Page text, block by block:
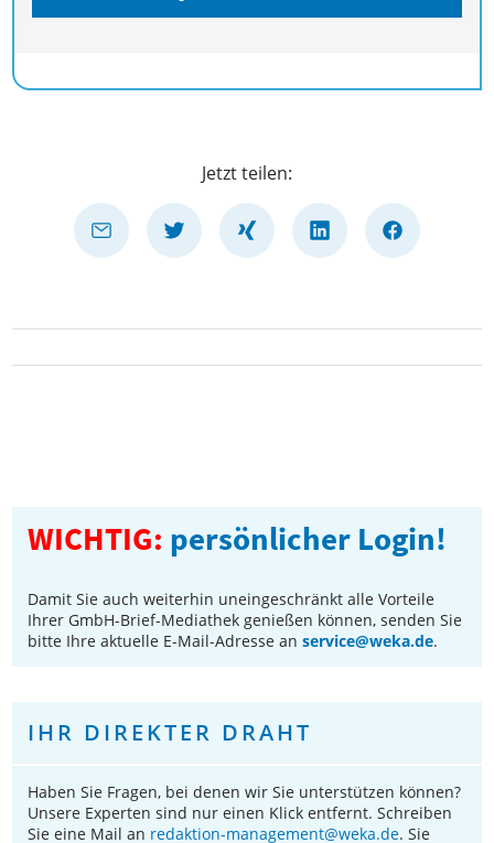
Jetzt teilen:
WICHTIG: persönlicher Login!
Damit Sie auch weiterhin uneingeschränkt alle Vorteile
Ihrer GmbH-Brief-Mediathek genießen können, senden Sie
bitte Ihre aktuelle E-Mail-Adresse anservice@weka.de.
IHR DIREKTER DRAHT
Haben Sie Fragen, bei denen wir Sie unterstützen können?
Unsere Experten sind nur einen Klick entfernt. Schreiben
Sie eine Mail an redaktion-management@weka.de. Sie